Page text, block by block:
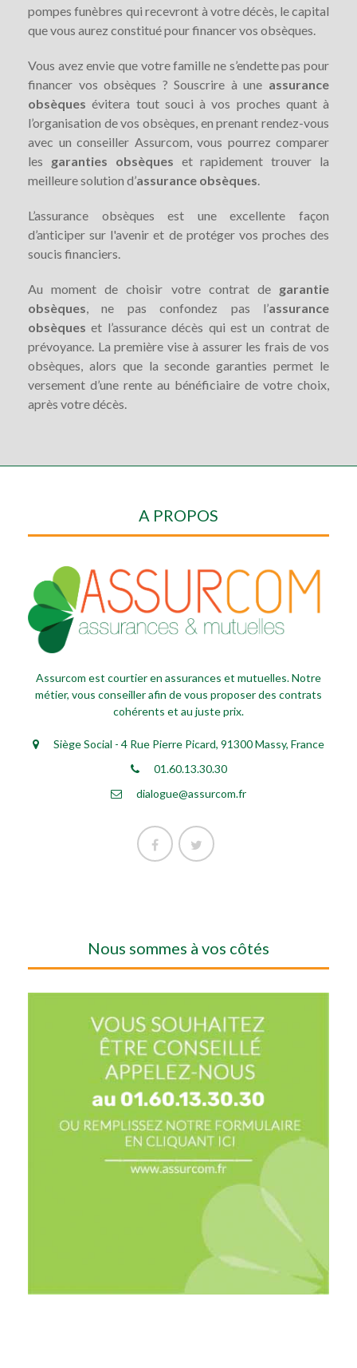
pompes funèbres qui recevront à votre décès, le capital
que vous aurez constitué pour financer vos obsèques.
Vous avez envie que votre famille ne s’endette pas pour
financer vos obsèques ? Souscrire à une assurance
obsèques évitera tout souci à vos proches quant à
l’organisation de vos obsèques, en prenant rendez-vous
avec un conseiller Assurcom, vous pourrez comparer
les garanties obsèques et rapidement trouver la
meilleure solution d’assurance obsèques.
L’assurance obsèques est une excellente façon
d’anticiper sur l'avenir et de protéger vos proches des
soucis financiers.
Au moment de choisir votre contrat de garantie
obsèques, ne pas confondez pas l’assurance
obsèques et l’assurance décès qui est un contrat de
prévoyance. La première vise à assurer les frais de vos
obsèques, alors que la seconde garanties permet le
versement d’une rente au bénéficiaire de votre choix,
après votre décès.
A PROPOS
Assurcom est courtier en assurances et mutuelles. Notre
métier, vous conseiller afin de vous proposer des contrats
cohérents et au juste prix.
Siège Social - 4 Rue Pierre Picard, 91300 Massy, France
01.60.13.30.30
dialogue@assurcom.fr
Nous sommes à vos côtés